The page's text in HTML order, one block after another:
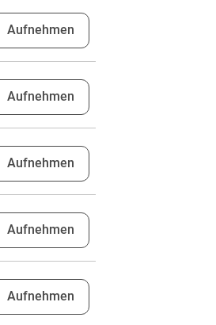
Aufnehmen
Aufnehmen
Aufnehmen
Aufnehmen
Aufnehmen